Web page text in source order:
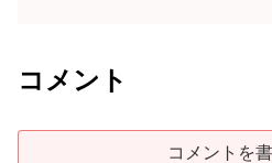
コメント
コメントを